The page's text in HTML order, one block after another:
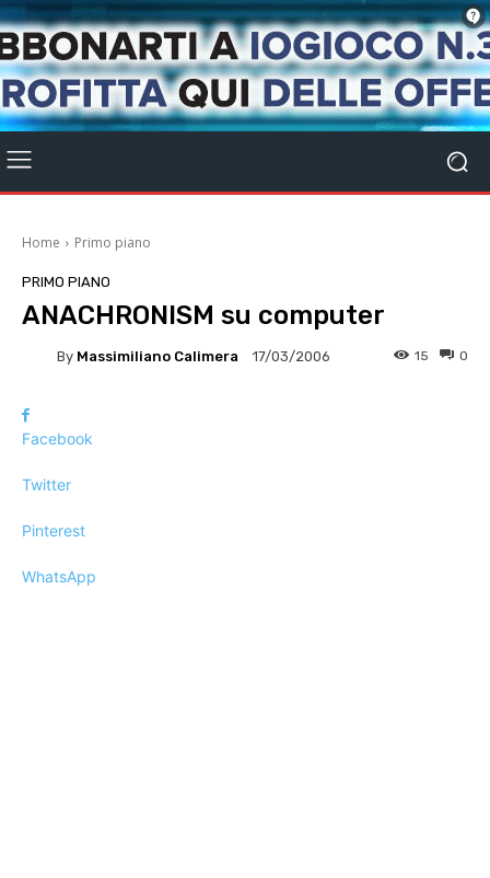
Home Primo piano
PRIMO PIANO
ANACHRONISM su computer
By Massimiliano Calimera 17/03/2006 0
15
Facebook
Twitter
Pinterest
WhatsApp